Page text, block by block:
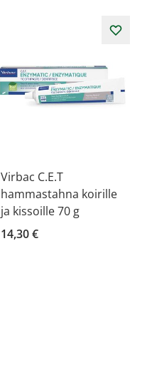
Virbac C.E.T
hammastahna koirille
ja kissoille 70 g
14,30 €